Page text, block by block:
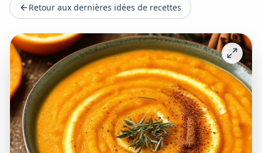
Retour aux dernières idées de recettes